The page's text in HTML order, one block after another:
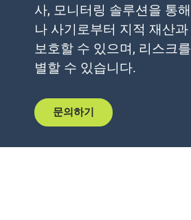
사, 모니터링 솔루션을 통
나 사기로부터 지적 재산
보호할 수 있으며, 리스크
별할 수 있습니다.
문의하기